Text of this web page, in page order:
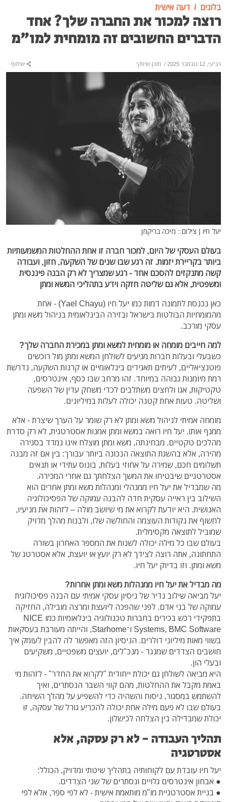
בלוגים דעה אישית
רוצה למכור את החברה שלך? אחד
הדברים החשובים זה מומחית למו"מ
רביעי, 12 נובמבר 2025 / תוכן שיווקי שיתוף
יעל חיו | צילום:: מיכה בריקמן
בעולם העסקי של היום, למכור חברה זו אחת ההחלטות המשמעותיות
ביותר בקריירת יזמות. זה רגע שבו שנים של השקעה, חזון, ועבודה
קשה מתנקזים להסכם אחד - רגע שמצריך לא רק הבנה פיננסית
ומשפטית, אלא גם שליטה חזקה וידע בתהליכי המשא ומתן
כאן נכנסת לתמונה דמות כמו יעל חיו (Yael Chayu) - אחת
מהמומחיות הבולטות בישראל ובזירה הבינלאומית בניהול משא ומתן
עסקי מורכב.
למה חייבים מומחה או מומחית למשא ומתן במכירת החברה שלך?
כשבעלי ובעלות חברות מגיעים לשולחן המשא ומתן מול רוכשים
פוטנציאליים, לעיתים תאגידים בינלאומיים או קרנות השקעה, נדרשת
רמת מיומנות גבוהה במיוחד. זהו מרחב שבו כסף, אינטרסים,
טקטיקות, אגו ולחצים משתלבים לכדי משחק עדין של השפעה
ושליטה. טעות אחת קטנה יכולה לעלות במיליונים.
מומחה אמיתי לניהול משא ומתן לא רק שומר על הערך שיצרת - אלא
ממנף אותו. יעל חיו רואה במשא ומתן אמנות אסטרטגית, לא רק סדרת
מהלכים טקטיים. מבחינתה, משא ומתן מוצלח אינו נמדד בסגירה
מהירה, אלא בהשגת התוצאה הנכונה ביותר עבורך: בין אם זה מבנה
תשלומים חכם, שמירה על אחוזי בעלות, בונוס עתידי או תנאים
אסטרטגיים שיבטיחו את המשך הצלחתך גם אחרי המכירה.
מה שמבדיל את יעל חיו ממנהלי ומנהלות משא ומתן אחרים הוא
השילוב בין ראייה עסקית חדה להבנה עמוקה של הפסיכולוגיה
האנושית. היא יודעת לקרוא את מי שיושב מולה – לזהות את מניעיו,
לחשוף את נקודות העוצמה והחולשה שלו, ולבנות מהלך מדויק
שמוביל לתוצאה מקסימלית.
בעולם שבו כל מילה יכולה לשנות את המספר האחרון בשורה
התחתונה, אתה רוצה לצידך לא רק יועץ או יועצת, אלא אסטרטג של
משא ומתן. וזו בדיוק יעל חיו.
מה מבדיל את יעל חיו ממנהלות משא ומתן אחרות?
יעל מביאה שילוב נדיר של ניסיון עסקי אמיתי עם הבנה פסיכולוגית
עמוקה של בני אדם. לפני שהפכה ליועצת ומרצה מובילה, החזיקה
בתפקידי רכש בכירים בחברות טכנולוגיה בינלאומיות כמו NICE
Systems, BMC Software ו־Starhome, והייתה מעורבת בעסקאות
בשווי מאות מיליוני דולרים. הניסיון הזה מאפשר לה להבין לעומק איך
חושבים הצדדים שמנגד - מנכ"לים, יועצים משפטיים, משקיעים
ובעלי הון.
היא מביאה לשולחן גם יכולת ייחודית "לקרוא את החדר" - לזהות מי
באמת מקבל את ההחלטות, מהם קווי השבר הנסתרים, ואיך
להשתמש במסגור, ניסוח והשהיה כדי להשפיע על מהלך השיחה.
בעולם שבו לא פעם מילה אחת יכולה להכריע גורל של עסקה, זו
יכולת שמבדילה בין הצלחה לכישלון.
תהליך העבודה - לא רק עסקה, אלא
אסטרטגיה
יעל חיו עובדת עם לקוחותיה בתהליך שיטתי ומדויק, הכולל:
● אבחון אינטרסים גלויים ונסתרים של שני הצדדים.
● בניית אסטרטגיית מו"מ מותאמת אישית - לא לפי ספר, אלא לפי